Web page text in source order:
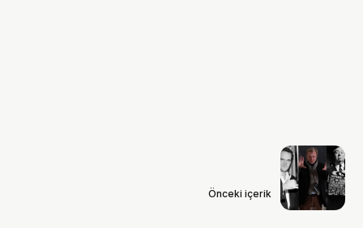
Önceki içerik